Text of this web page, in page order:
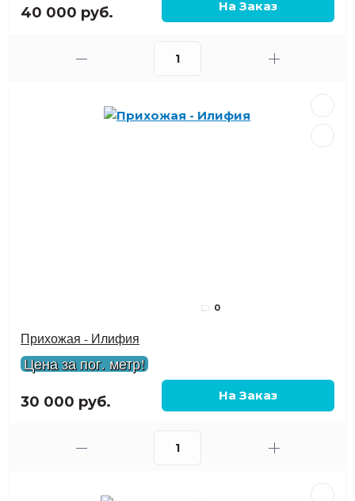
40 000 руб.
0
Прихожая - Илифия
Цена за пог. метр!
30 000 руб.